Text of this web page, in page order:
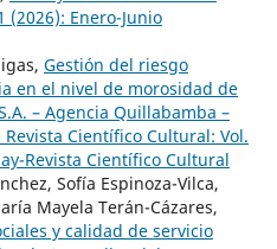
(2026): Enero-Junio
Gestión del riesgo
en el nivel de morosidad de
– Agencia Quillabamba –
Revista Científico Cultural: Vol.
Revista Científico Cultural
Sofía Espinoza-Vilca,
Mayela Terán-Cázares,
y calidad de servicio